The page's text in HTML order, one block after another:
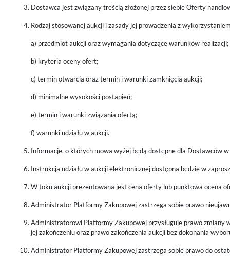
Dostawca jest związany treścią złożonej przez siebie Oferty
Rodzaj stosowanej aukcji i zasady jej prowadzenia z
a) przedmiot aukcji oraz wymagania dotyczące warunków realizacji;
b) kryteria oceny ofert;
c) termin otwarcia oraz termin i warunki zamknięcia aukcji;
d) minimalne wysokości postąpień;
e) termin i warunki związania ofertą;
f) warunki udziału w aukcji.
Informacje, o których mowa wyżej będą dostępne dla Dostawców
Instrukcja udziału w aukcji elektronicznej dostępna będzie w
W toku aukcji prezentowana jest cena oferty lub punktowa ocena
Administrator Platformy Zakupowej zastrzega sobie prawo
Administratorowi Platformy Zakupowej przysługuje prawo zmiany
jej zakończeniu oraz prawo zakończenia aukcji bez dokonania
Administrator Platformy Zakupowej zastrzega sobie prawo do